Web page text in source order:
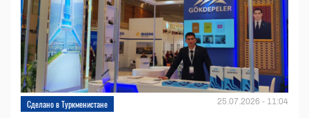
Сделано в Туркменистане 25.07.2026 - 11:04